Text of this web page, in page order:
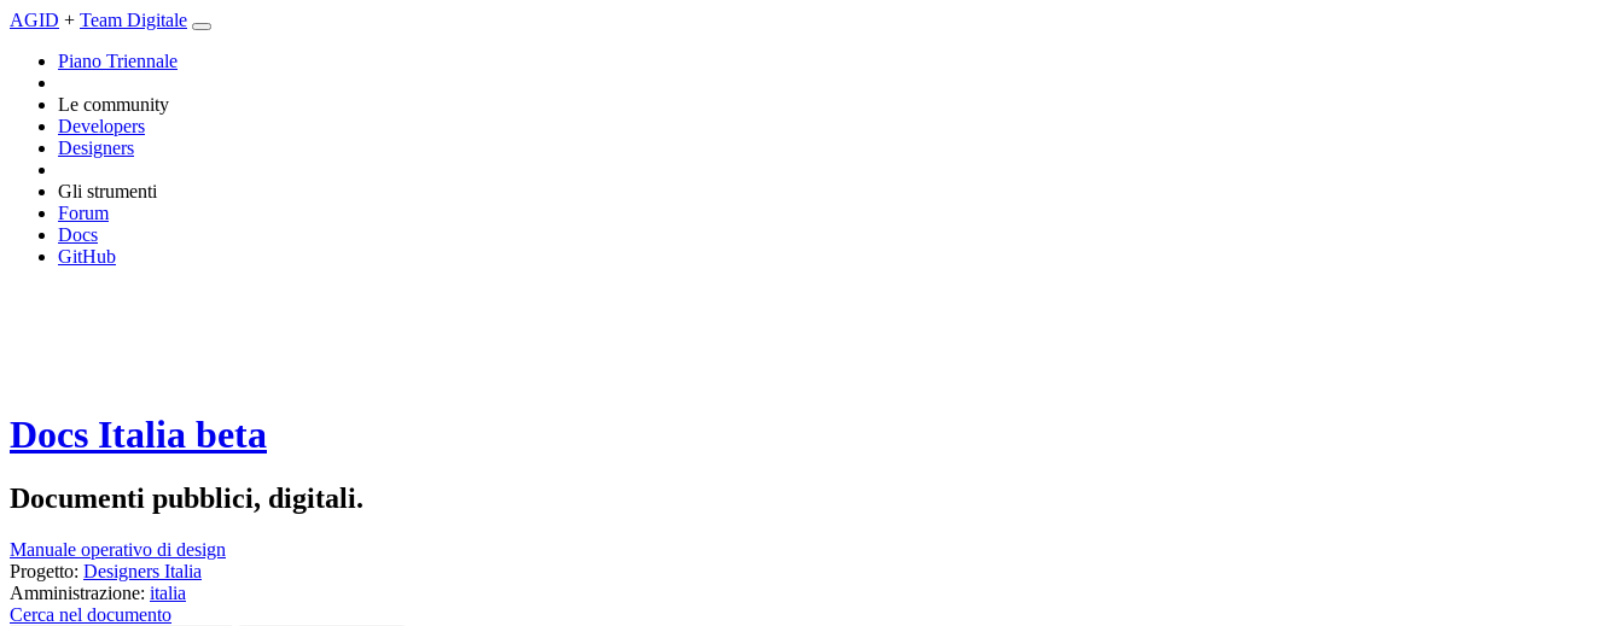
AGID + Team Digitale
Piano Triennale
Le community
Developers
Designers
Gli strumenti
Forum
Docs
GitHub
Docs Italia beta
Documenti pubblici, digitali.
Manuale operativo di design
Progetto: Designers Italia
Amministrazione: italia
Cerca nel documento